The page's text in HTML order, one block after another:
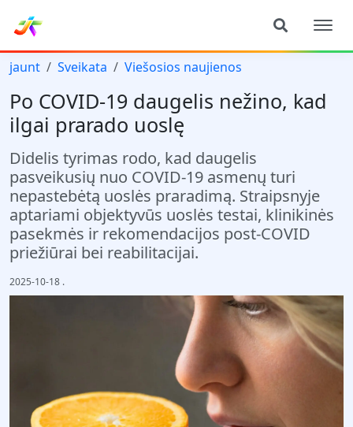
jaunt Sveikata Viešosios naujienos
Po COVID-19 daugelis nežino, kad
ilgai prarado uoslę
Didelis tyrimas rodo, kad daugelis
pasveikusių nuo COVID-19 asmenų turi
nepastebėtą uoslės praradimą. Straipsnyje
aptariami objektyvūs uoslės testai, klinikinės
pasekmės ir rekomendacijos post-COVID
priežiūrai bei reabilitacijai.
2025-10-18 .